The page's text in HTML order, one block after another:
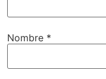
Nombre *